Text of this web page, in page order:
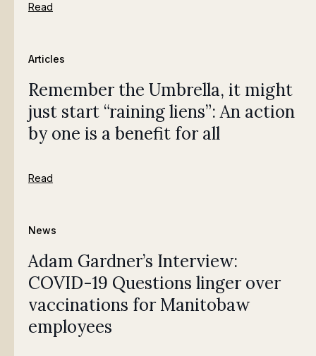
Read
Articles
Remember the Umbrella, it might
just start “raining liens”: An action
by one is a benefit for all
Read
News
Adam Gardner’s Interview:
COVID-19 Questions linger over
vaccinations for Manitobaw
employees